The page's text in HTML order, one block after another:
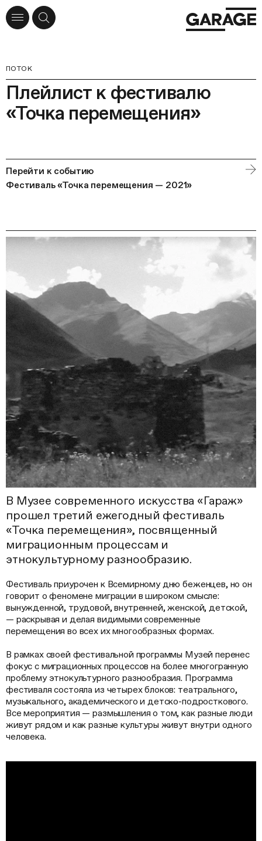
ПОТОК
Плейлист к фестивалю
«Точка перемещения»
Перейти к событию
Фестиваль «Точка перемещения — 2021»
В Музее современного искусства «Гараж»
прошел третий ежегодный фестиваль
«Точка перемещения», посвященный
миграционным процессам и
этнокультурному разнообразию.
Фестиваль приурочен к Всемирному дню беженцев, но он
говорит о феномене миграции в широком смысле:
вынужденной, трудовой, внутренней, женской, детской,
— раскрывая и делая видимыми современные
перемещения во всех их многообразных формах.
В рамках своей фестивальной программы Музей перенес
фокус с миграционных процессов на более многогранную
проблему этнокультурного разнообразия. Программа
фестиваля состояла из четырех блоков: театрального,
музыкального, академического и детско-подросткового.
Все мероприятия — размышления о том, как разные люди
живут рядом и как разные культуры живут внутри одного
человека.